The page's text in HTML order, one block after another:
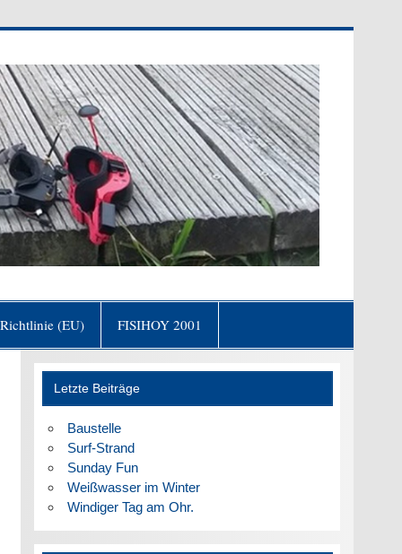
(EU) FISIHOY 2001
Letzte Beiträge
Baustelle
Surf-Strand
Sunday Fun
Weißwasser im Winter
Windiger Tag am Ohr.